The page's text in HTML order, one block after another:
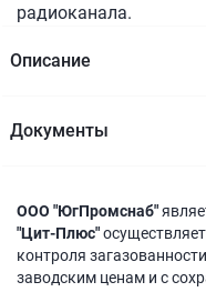
радиоканала.
Описание
Документы
ООО "ЮгПромснаб"
"Цит-Плюс"
контроля
заводским ценам и с